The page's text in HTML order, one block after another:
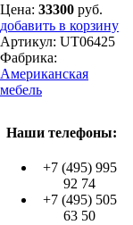
Цена: 33300 руб.
добавить в корзину
Артикул: UT06425
Фабрика:
Американская
мебель
Наши телефоны:
+7 (495) 995
92 74
+7 (495) 505
63 50